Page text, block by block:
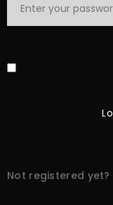
Not registered yet?